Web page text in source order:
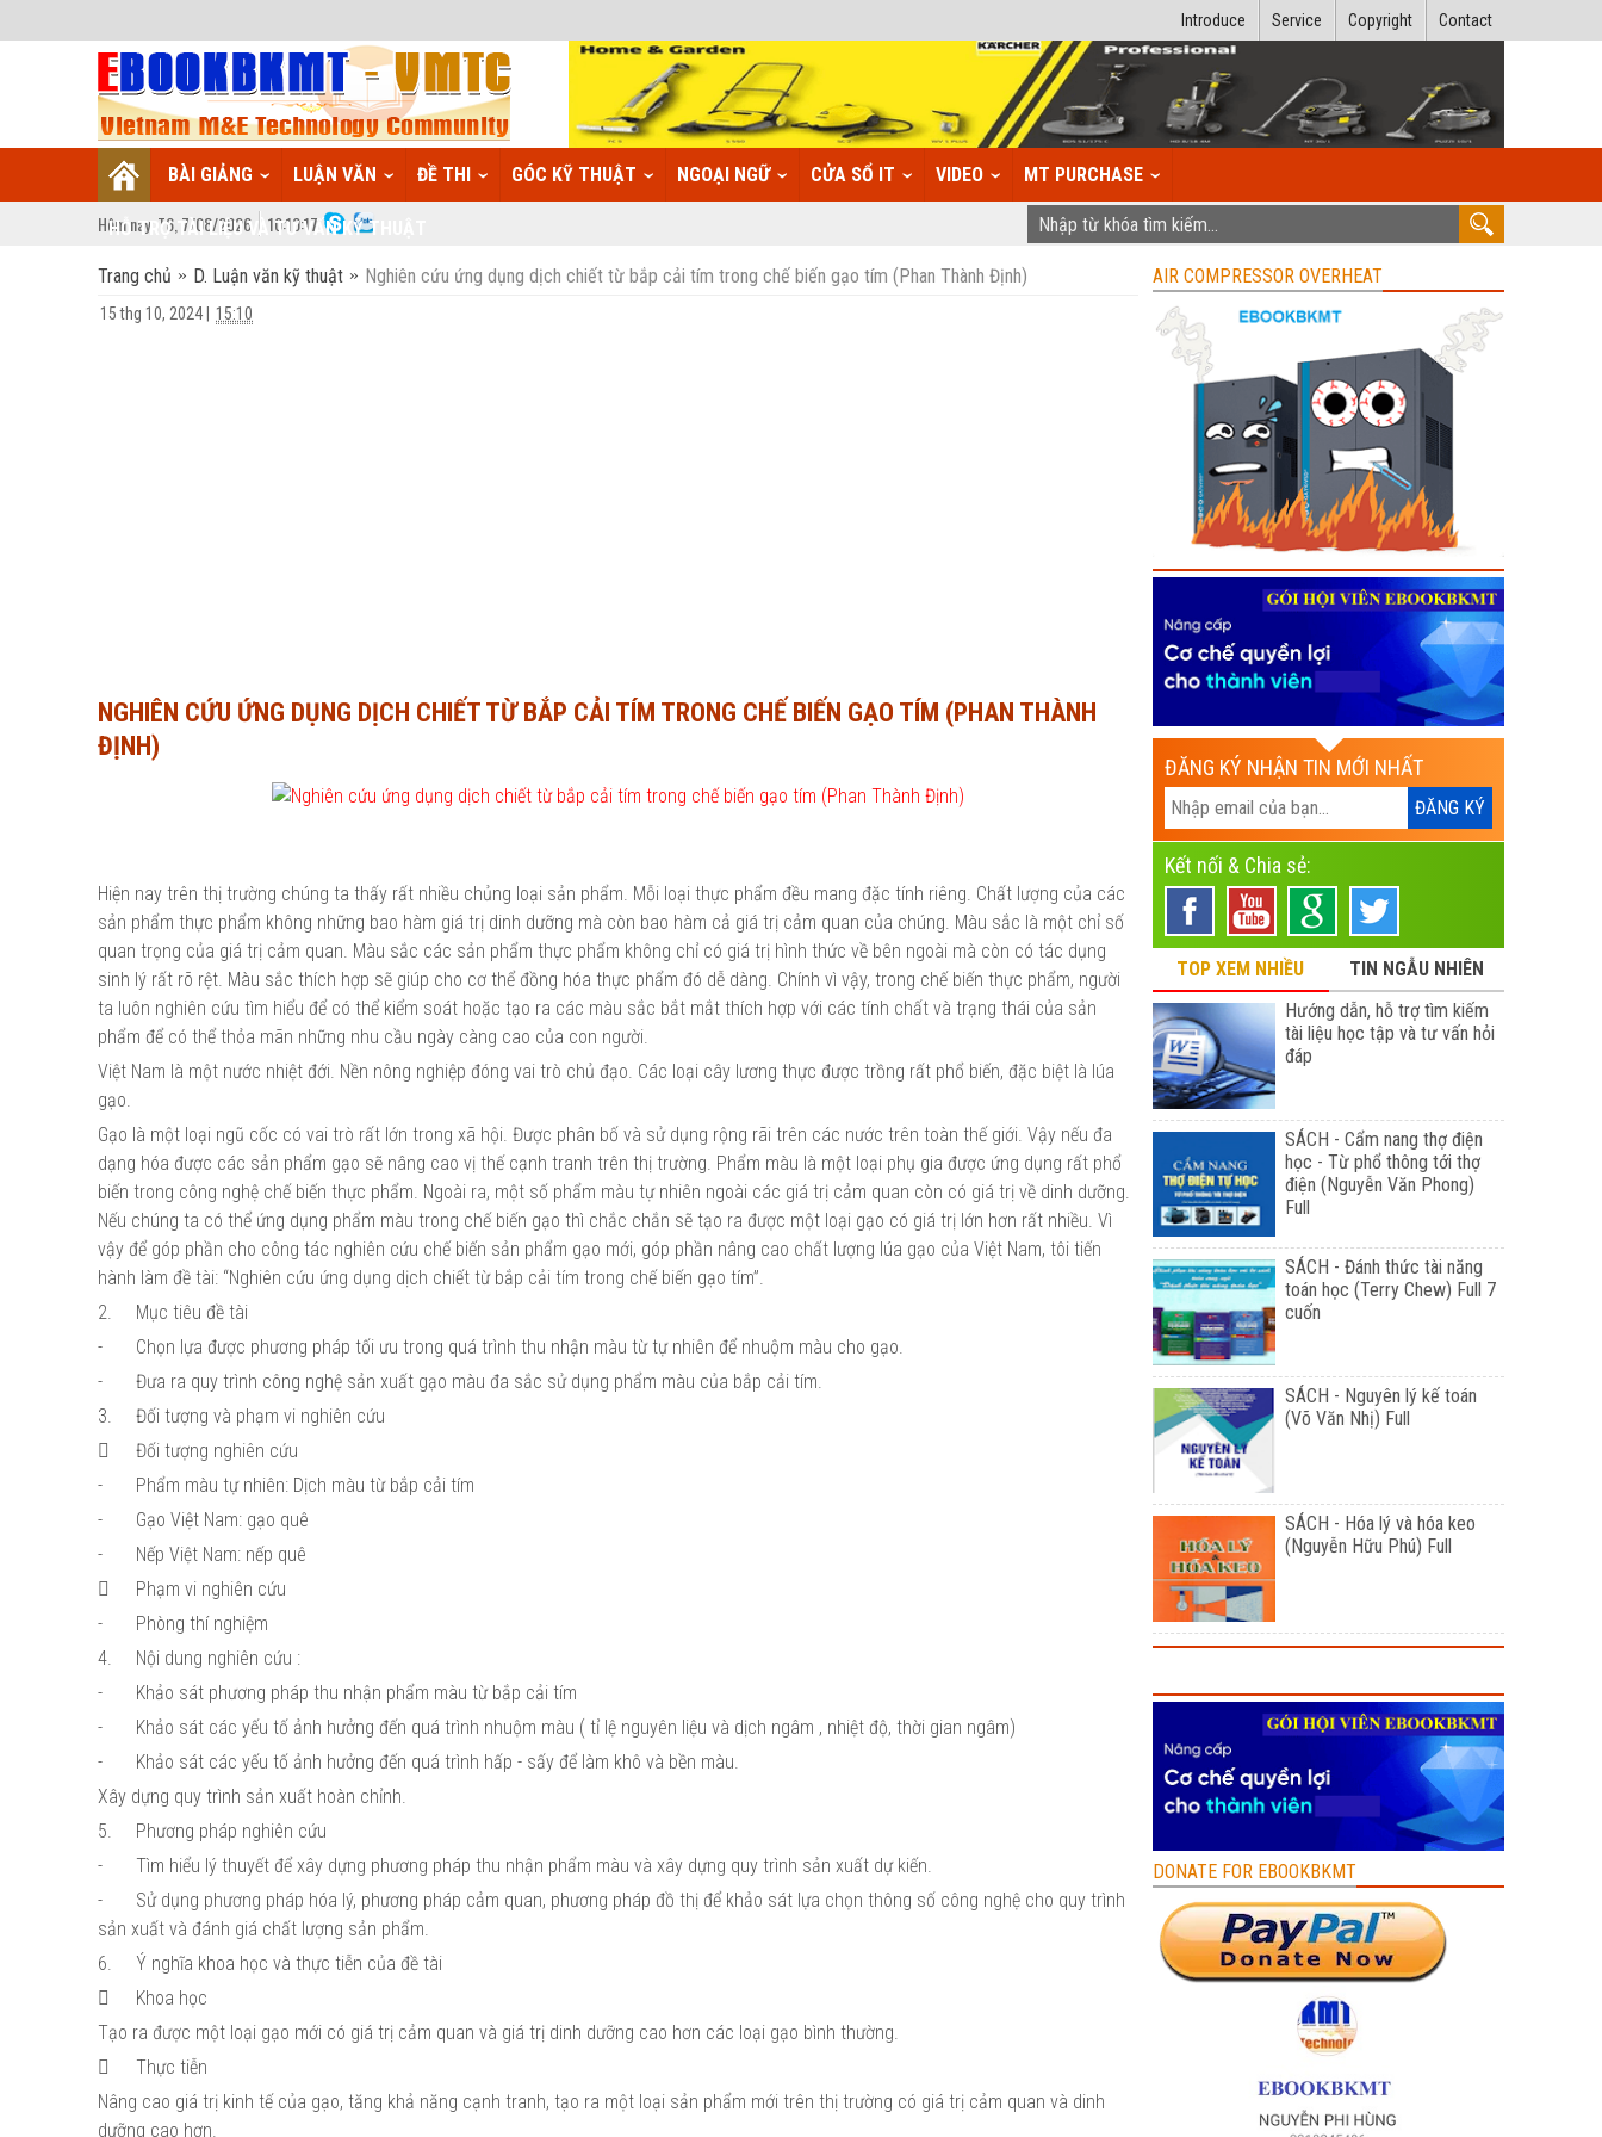
Contact
Copyright
Service
Introduce
BÀI GIẢNG LUẬN VĂN ĐỀ THI GÓC KỸ THUẬT NGOẠI NGỮ CỬA SỔ IT VIDEO MT PURCHASE
HỖ TRỢ TÀI LIỆU VÀ TƯ VẤN KỸ THUẬT
Hôm nay: T6, 7/08/2026 10:10:18
Trang chủ D. Luận văn kỹ thuật Nghiên cứu ứng dụng dịch chiết từ bắp cải tím trong chế biến gạo tím (Phan Thành Định)
15 thg 10, 2024 15:10
NGHIÊN CỨU ỨNG DỤNG DỊCH CHIẾT TỪ BẮP CẢI TÍM TRONG CHẾ BIẾN GẠO TÍM (PHAN THÀNH
ĐỊNH)
Hiện nay trên thị trường chúng ta thấy rất nhiều chủng loại sản phẩm. Mỗi loại thực phẩm đều mang đặc tính riêng. Chất lượng của các
sản phẩm thực phẩm không những bao hàm giá trị dinh dưỡng mà còn bao hàm cả giá trị cảm quan của chúng. Màu sắc là một chỉ số
quan trọng của giá trị cảm quan. Màu sắc các sản phẩm thực phẩm không chỉ có giá trị hình thức về bên ngoài mà còn có tác dụng
sinh lý rất rõ rệt. Màu sắc thích hợp sẽ giúp cho cơ thể đồng hóa thực phẩm đó dễ dàng. Chính vì vậy, trong chế biến thực phẩm, người
ta luôn nghiên cứu tìm hiểu để có thể kiểm soát hoặc tạo ra các màu sắc bắt mắt thích hợp với các tính chất và trạng thái của sản
phẩm để có thể thỏa mãn những nhu cầu ngày càng cao của con người.
Việt Nam là một nước nhiệt đới. Nền nông nghiệp đóng vai trò chủ đạo. Các loại cây lương thực được trồng rất phổ biến, đặc biệt là lúa
gạo.
Gạo là một loại ngũ cốc có vai trò rất lớn trong xã hội. Được phân bố và sử dụng rộng rãi trên các nước trên toàn thế giới. Vậy nếu đa
dạng hóa được các sản phẩm gạo sẽ nâng cao vị thế cạnh tranh trên thị trường. Phẩm màu là một loại phụ gia được ứng dụng rất phổ
biến trong công nghệ chế biến thực phẩm. Ngoài ra, một số phẩm màu tự nhiên ngoài các giá trị cảm quan còn có giá trị về dinh dưỡng.
Nếu chúng ta có thể ứng dụng phẩm màu trong chế biến gạo thì chắc chắn sẽ tạo ra được một loại gạo có giá trị lớn hơn rất nhiều. Vì
vậy để góp phần cho công tác nghiên cứu chế biến sản phẩm gạo mới, góp phần nâng cao chất lượng lúa gạo của Việt Nam, tôi tiến
hành làm đề tài: “Nghiên cứu ứng dụng dịch chiết từ bắp cải tím trong chế biến gạo tím”.
2.
Mục tiêu đề tài
-
Chọn lựa được phương pháp tối ưu trong quá trình thu nhận màu từ tự nhiên để nhuộm màu cho gạo.
-
Đưa ra quy trình công nghệ sản xuất gạo màu đa sắc sử dụng phẩm màu của bắp cải tím.
3.
Đối tượng và phạm vi nghiên cứu

Đối tượng nghiên cứu
-
Phẩm màu tự nhiên: Dịch màu từ bắp cải tím
-
Gạo Việt Nam: gạo quê
-
Nếp Việt Nam: nếp quê

Phạm vi nghiên cứu
-
Phòng thí nghiệm
4.
Nội dung nghiên cứu :
-
Khảo sát phương pháp thu nhận phẩm màu từ bắp cải tím
-
Khảo sát các yếu tố ảnh hưởng đến quá trình nhuộm màu ( tỉ lệ nguyên liệu và dịch ngâm , nhiệt độ, thời gian ngâm)
-
Khảo sát các yếu tố ảnh hưởng đến quá trình hấp - sấy để làm khô và bền màu.
Xây dựng quy trình sản xuất hoàn chỉnh.
5.
Phương pháp nghiên cứu
-
Tìm hiểu lý thuyết để xây dựng phương pháp thu nhận phẩm màu và xây dựng quy trình sản xuất dự kiến.
-
Sử dụng phương pháp hóa lý, phương pháp cảm quan, phương pháp đồ thị để khảo sát lựa chọn thông số công nghệ cho quy trình
sản xuất và đánh giá chất lượng sản phẩm.
6.
Ý nghĩa khoa học và thực tiễn của đề tài

Khoa học
Tạo ra được một loại gạo mới có giá trị cảm quan và giá trị dinh dưỡng cao hơn các loại gạo bình thường.

Thực tiễn
Nâng cao giá trị kinh tế của gạo, tăng khả năng cạnh tranh, tạo ra một loại sản phẩm mới trên thị trường có giá trị cảm quan và dinh
dưỡng cao hơn.
AIR COMPRESSOR OVERHEAT
ĐĂNG KÝ NHẬN TIN MỚI NHẤT
Kết nối & Chia sẻ:
TOP XEM NHIỀU
TIN NGẪU NHIÊN
Hướng dẫn, hỗ trợ tìm kiếm
tài liệu học tập và tư vấn hỏi
đáp
SÁCH - Cẩm nang thợ điện
học - Từ phổ thông tới thợ
điện (Nguyễn Văn Phong)
Full
SÁCH - Đánh thức tài năng
toán học (Terry Chew) Full 7
cuốn
SÁCH - Nguyên lý kế toán
(Võ Văn Nhị) Full
SÁCH - Hóa lý và hóa keo
(Nguyễn Hữu Phú) Full
DONATE FOR EBOOKBKMT